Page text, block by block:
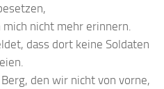
nicht mehr erinnern.
dass dort keine Soldaten
den wir nicht von vorne,